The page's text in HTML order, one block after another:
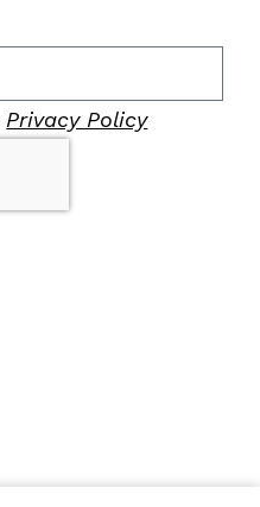
Privacy Policy